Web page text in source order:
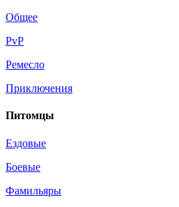
Общее
PvP
Ремесло
Приключения
Питомцы
Ездовые
Боевые
Фамильяры